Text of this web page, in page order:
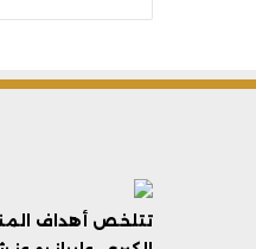
تتلخص أهداف